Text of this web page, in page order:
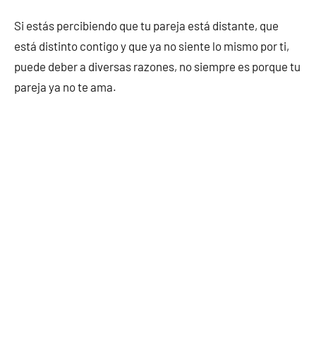
Si estás percibiendo que tu pareja está distante, que
está distinto contigo y que ya no siente lo mismo por ti,
puede deber a diversas razones, no siempre es porque tu
pareja ya no te ama.